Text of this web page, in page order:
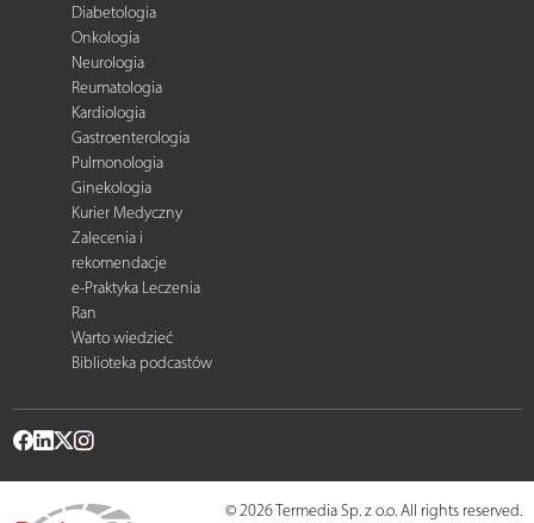
Diabetologia
Onkologia
Neurologia
Reumatologia
Kardiologia
Gastroenterologia
Pulmonologia
Ginekologia
Kurier Medyczny
Zalecenia i
rekomendacje
e-Praktyka Leczenia
Ran
Warto wiedzieć
Biblioteka podcastów
© 2026 Termedia Sp. z o.o. All rights reserved.